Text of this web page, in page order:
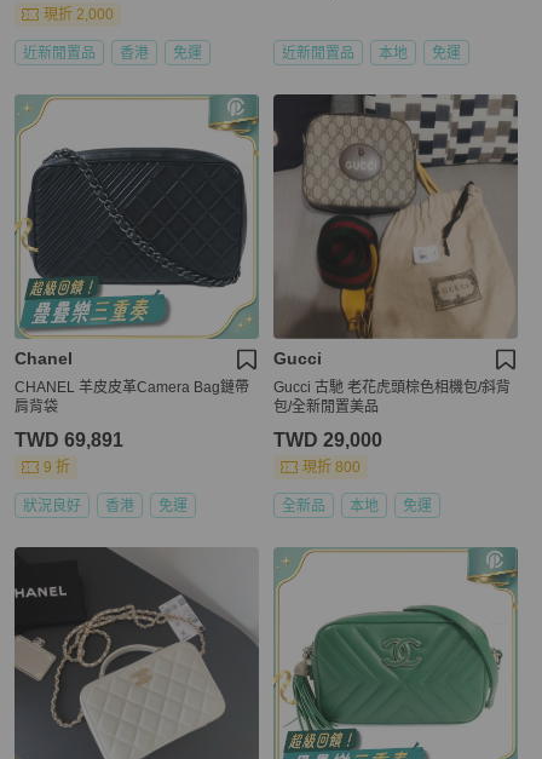
現折 2,000
近新閒置品 香港 免運 近新閒置品 本地 免運
Chanel
CHANEL 羊皮皮革Camera Bag鏈帶
肩背袋
TWD 69,891
9 折
狀況良好 香港 免運
Gucci
Gucci 古馳 老花虎頭棕色相機包/斜背
包/全新閒置美品
TWD 29,000
現折 800
全新品 本地 免運